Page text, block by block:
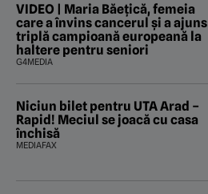
VIDEO | Maria Băețică, femeia
care a învins cancerul și a ajuns
triplă campioană europeană la
haltere pentru seniori
G4MEDIA
Niciun bilet pentru UTA Arad –
Rapid! Meciul se joacă cu casa
închisă
MEDIAFAX